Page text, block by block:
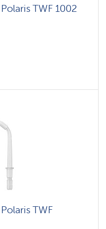
TWF 1002
TWF